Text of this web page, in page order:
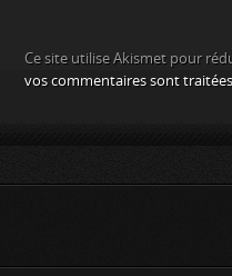
Ce site utilise Akismet pour
vos commentaires sont traitées